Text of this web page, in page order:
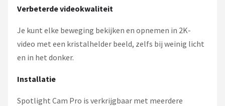
Verbeterde videokwaliteit
Je kunt elke beweging bekijken en opnemen in 2K-
video met een kristalhelder beeld, zelfs bij weinig licht
en in het donker.
Installatie
Spotlight Cam Pro is verkrijgbaar met meerdere